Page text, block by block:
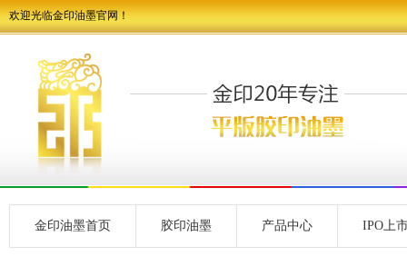
欢迎光临金印油墨官网！
金印油墨首页 胶印油墨 产品中心 IPO上